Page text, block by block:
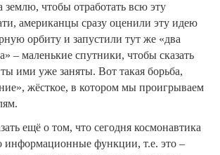
чтобы отработать всю эту
американцы сразу оценили эту идею
орбиту и запустили тут же «два
– маленькие спутники, чтобы сказать
ими уже заняты. Вот такая борьба,
жёсткое, в котором мы проигрываем
ещё о том, что сегодня космонавтика
информационные функции, т.е. это –